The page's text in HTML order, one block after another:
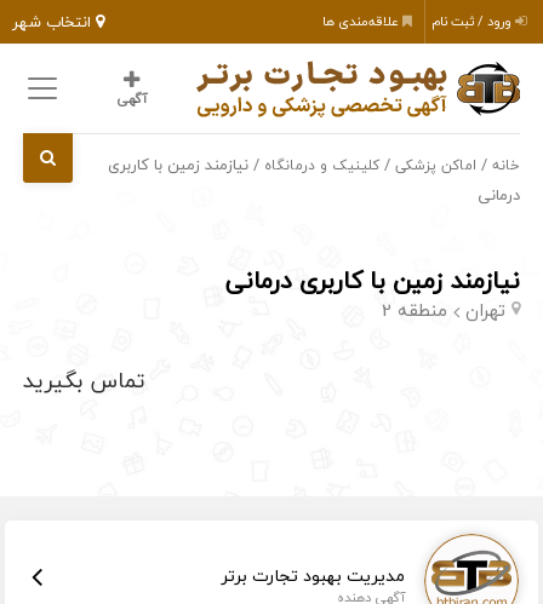
انتخاب شهر ورود / ثبت نام علاقه‌مندی ها
آگهی
خانه / اماکن پزشکی /کلینیک و درمانگاه / نیازمند زمین با کاربری
درمانی
نیازمند زمین با کاربری درمانی
تهران منطقه 2
تماس بگیرید
مدیریت بهبود تجارت برتر
آگهی دهنده